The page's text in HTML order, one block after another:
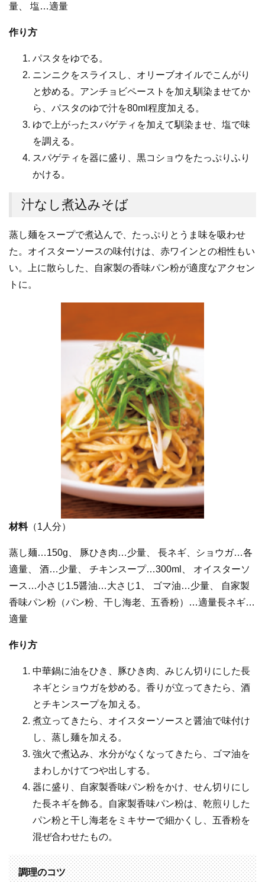
量、 塩…適量
作り方
パスタをゆでる。
ニンニクをスライスし、オリーブオイルでこんがり
と炒める。アンチョビペーストを加え馴染ませてか
ら、パスタのゆで汁を80ml程度加える。
ゆで上がったスパゲティを加えて馴染ませ、塩で味
を調える。
スパゲティを器に盛り、黒コショウをたっぷりふり
かける。
汁なし煮込みそば
蒸し麺をスープで煮込んで、たっぷりとうま味を吸わせ
た。オイスターソースの味付けは、赤ワインとの相性もい
い。上に散らした、自家製の香味パン粉が適度なアクセン
トに。
材料（1人分）
蒸し麺…150g、 豚ひき肉…少量、 長ネギ、ショウガ…各
適量、 酒…少量、 チキンスープ…300ml、 オイスターソ
ース…小さじ1.5醤油…大さじ1、 ゴマ油…少量、 自家製
香味パン粉（パン粉、干し海老、五香粉）…適量長ネギ…
適量
作り方
中華鍋に油をひき、豚ひき肉、みじん切りにした長
ネギとショウガを炒める。香りが立ってきたら、酒
とチキンスープを加える。
煮立ってきたら、オイスターソースと醤油で味付け
し、蒸し麺を加える。
強火で煮込み、水分がなくなってきたら、ゴマ油を
まわしかけてつや出しする。
器に盛り、自家製香味パン粉をかけ、せん切りにし
た長ネギを飾る。自家製香味パン粉は、乾煎りした
パン粉と干し海老をミキサーで細かくし、五香粉を
混ぜ合わせたもの。
調理のコツ